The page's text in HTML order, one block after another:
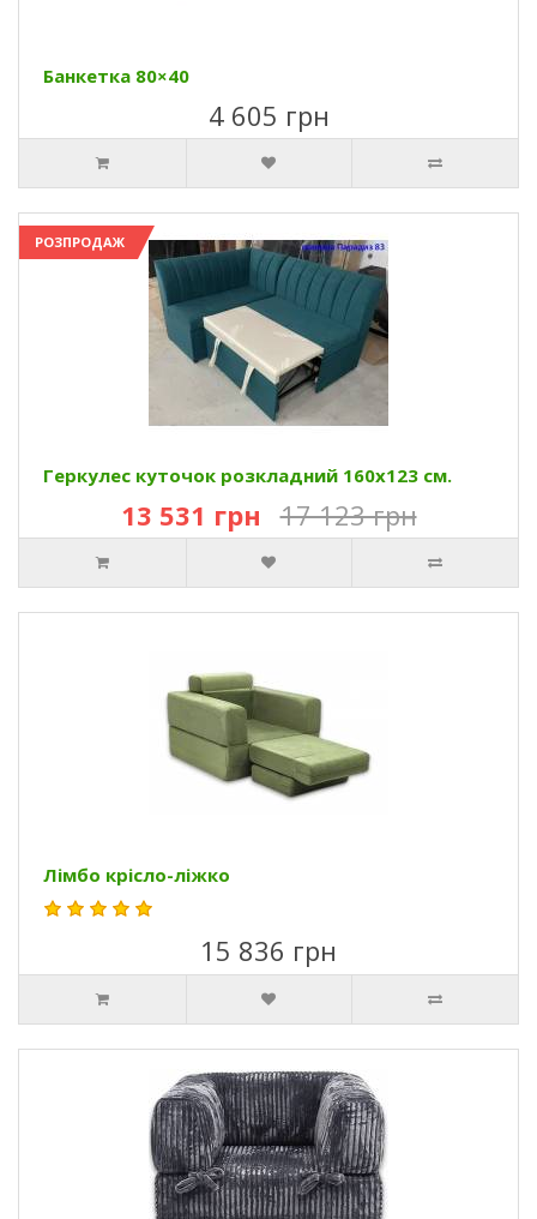
Банкетка 80×40
4 605 грн
РОЗПРОДАЖ
Геркулес куточок розкладний 160х123 см.
13 531 грн 17 123 грн
Лімбо крісло-ліжко
15 836 грн